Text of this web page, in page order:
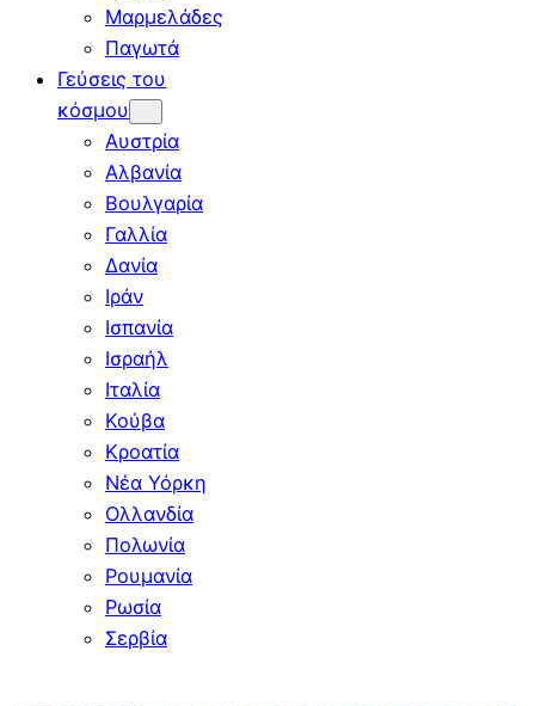
Μαρμελάδες
Παγωτά
Γεύσεις του
κόσμου
Αυστρία
Αλβανία
Βουλγαρία
Γαλλία
Δανία
Ιράν
Ισπανία
Ισραήλ
Ιταλία
Κούβα
Κροατία
Νέα Υόρκη
Ολλανδία
Πολωνία
Ρουμανία
Ρωσία
Σερβία